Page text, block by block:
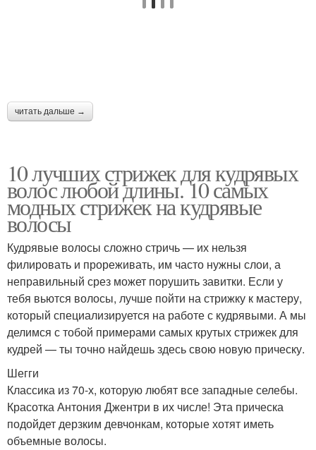
Стрижки по типу
Стильная стрижка Модная стрижка
читать дальше →
10 лучших стрижек для кудрявых
волос любой длины. 10 самых
модных стрижек на кудрявые
волосы
Кудрявые волосы сложно стричь — их нельзя
филировать и прореживать, им часто нужны слои, а
неправильный срез может порушить завитки. Если у
тебя вьются волосы, лучше пойти на стрижку к мастеру,
который специализируется на работе с кудрявыми. А мы
делимся с тобой примерами самых крутых стрижек для
кудрей — ты точно найдешь здесь свою новую прическу.
Шегги
Классика из 70-х, которую любят все западные селебы.
Красотка Антония Джентри в их числе! Эта прическа
подойдет дерзким девчонкам, которые хотят иметь
объемные волосы.